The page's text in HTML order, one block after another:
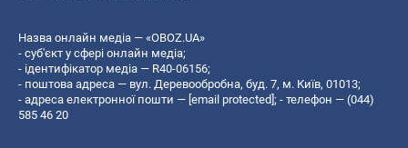
Назва онлайн медіа — «OBOZ.UA»
- суб'єкт у сфері онлайн медіа;
- ідентифікатор медіа — R40-06156;
- поштова адреса — вул. Деревообробна, буд. 7, м. Київ, 01013;
- адреса електронної пошти — [email protected]; - телефон — (044)
585 46 20